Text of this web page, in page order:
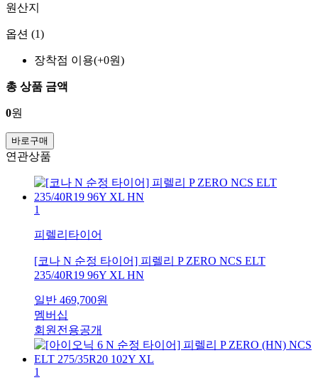
원산지
옵션 (1)
장착점 이용(+0원)
총 상품 금액
0원
바로구매
연관상품
1
피렐리타이어
[코나 N 순정 타이어] 피렐리 P ZERO NCS ELT
235/40R19 96Y XL HN
일반 469,700원
멤버십
회원전용공개
1